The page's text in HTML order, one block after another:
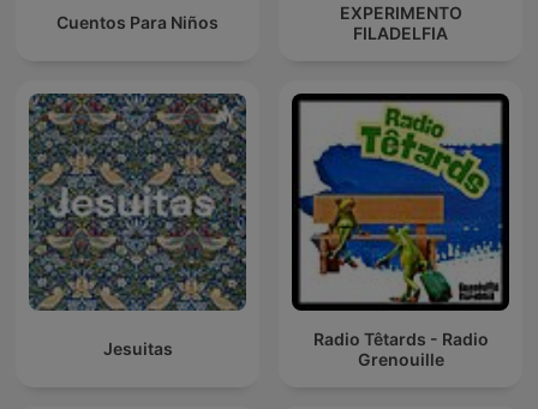
Cuentos Para Niños
EXPERIMENTO
FILADELFIA
Jesuitas
Radio Têtards - Radio
Grenouille